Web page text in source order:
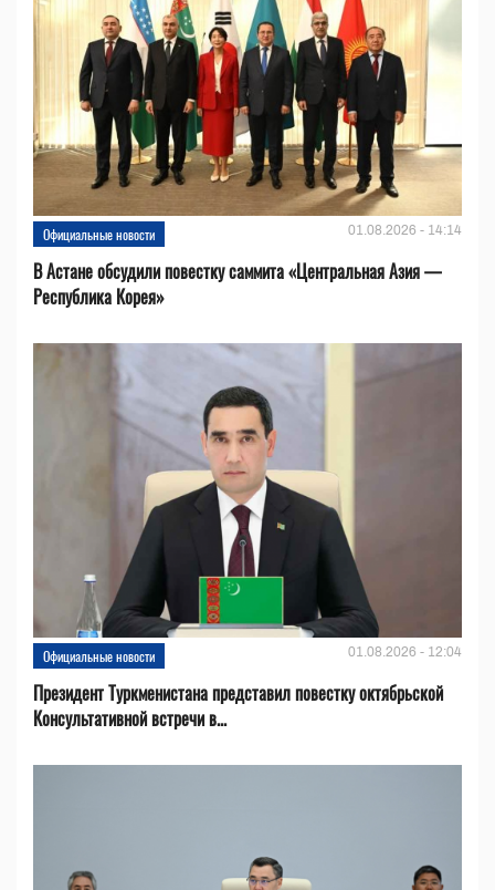
Официальные новости 01.08.2026 - 14:14
В Астане обсудили повестку саммита «Центральная Азия —
Республика Корея»
Официальные новости 01.08.2026 - 12:04
Президент Туркменистана представил повестку октябрьской
Консультативной встречи в...